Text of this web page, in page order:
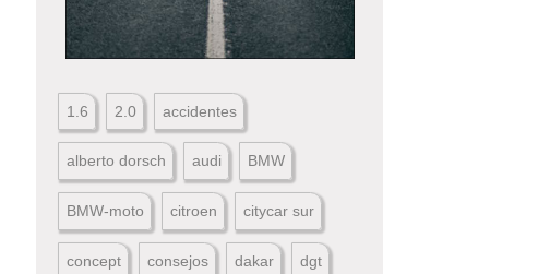
1.6 2.0 accidentes
alberto dorsch audi BMW
BMW-moto citroen citycar sur
concept consejos dakar dgt